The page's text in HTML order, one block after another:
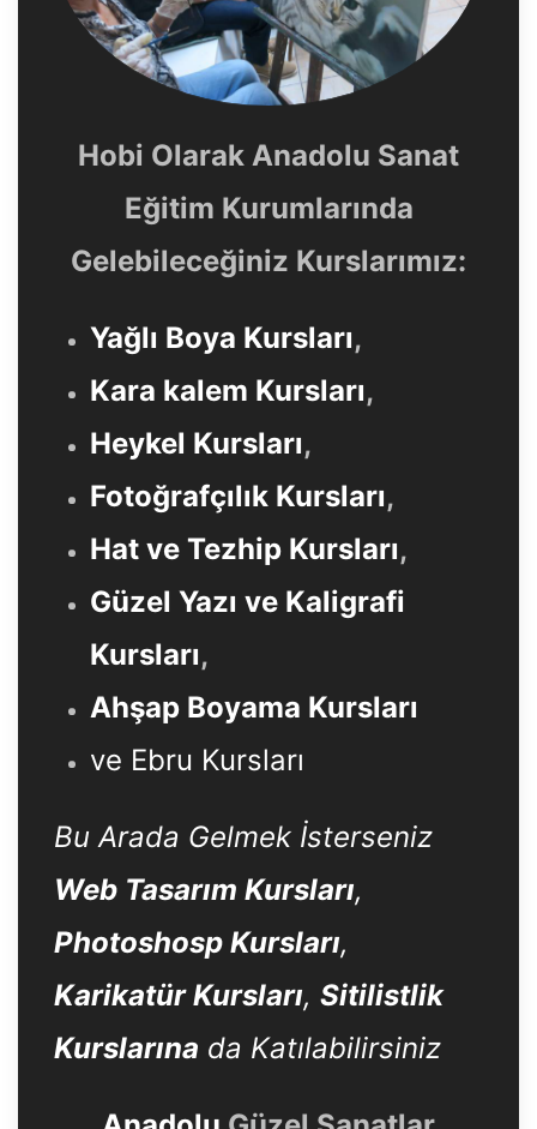
Hobi Olarak Anadolu Sanat
Eğitim Kurumlarında
Gelebileceğiniz Kurslarımız:
Yağlı Boya Kursları,
Kara kalem Kursları,
Heykel Kursları,
Fotoğrafçılık Kursları,
Hat ve Tezhip Kursları,
Güzel Yazı ve Kaligrafi
Kursları,
Ahşap Boyama Kursları
ve Ebru Kursları
Bu Arada Gelmek İsterseniz
Web Tasarım Kursları,
Photoshosp Kursları,
Karikatür Kursları, Sitilistlik
Kurslarına da Katılabilirsiniz